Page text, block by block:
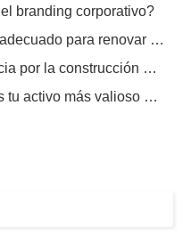
branding corporativo?
¿Cuándo es el momento adecuado para renovar una marca b2b?
¿Cuánto cobra una agencia por la construcción de marca empresas?
Tu marca corporativa b2b es tu activo más valioso a largo plazo